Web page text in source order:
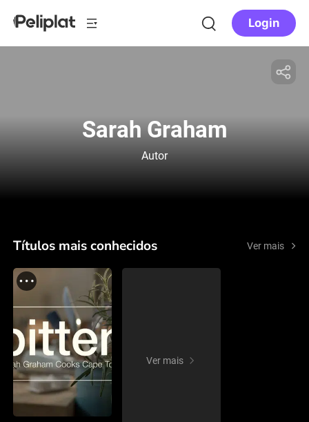
Login
Sarah Graham
Autor
Títulos mais conhecidos Ver mais
Ver mais